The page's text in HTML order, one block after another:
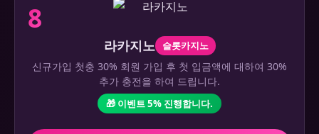
8
라카지노 슬롯카지노
신규가입 첫충 30% 회원 가입 후 첫 입금액에 대하여 30%
추가 충전을 하여 드립니다.
🎁 이벤트 5% 진행합니다.